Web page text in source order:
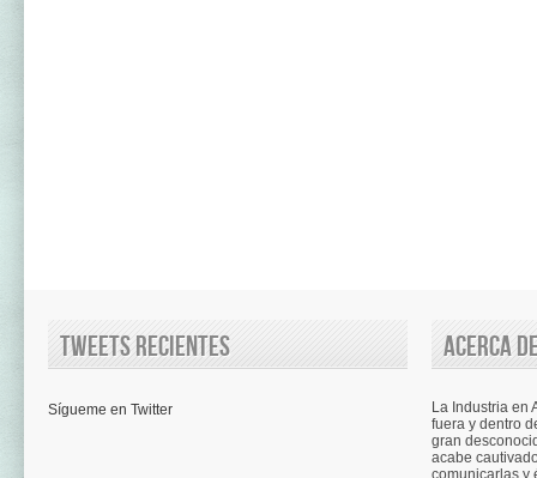
Tweets recientes
Sígueme en Twitter
Acerca
La Industria en
fuera y dentro
gran
acabe
comunicarlas y